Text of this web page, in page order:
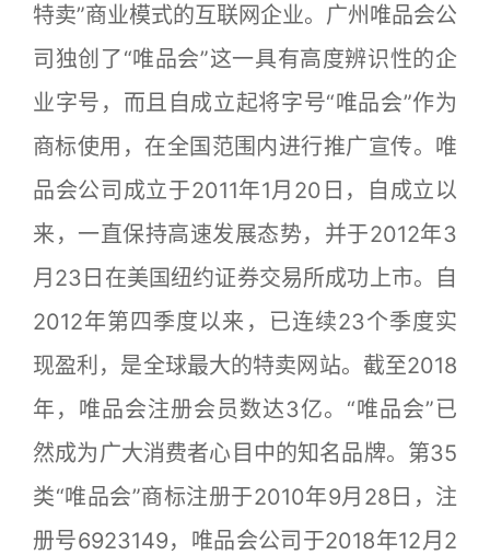
特卖”商业模式的互联网企业。广州唯品会公
司独创了“唯品会”这一具有高度辨识性的企
业字号，而且自成立起将字号“唯品会”作为
商标使用，在全国范围内进行推广宣传。唯
品会公司成立于2011年1月20日，自成立以
来，一直保持高速发展态势，并于2012年3
月23日在美国纽约证券交易所成功上市。自
2012年第四季度以来，已连续23个季度实
现盈利，是全球最大的特卖网站。截至2018
年，唯品会注册会员数达3亿。“唯品会”已
然成为广大消费者心目中的知名品牌。第35
类“唯品会”商标注册于2010年9月28日，注
册号6923149，唯品会公司于2018年12月2